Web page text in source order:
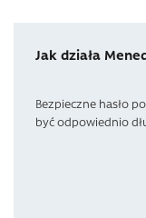
Jak działa
Bezpieczne hasło
być odpowiednio